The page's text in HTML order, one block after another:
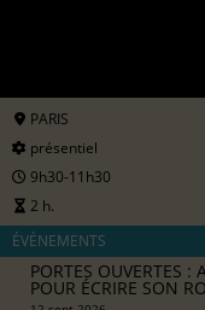
PARIS
présentiel
9h30-11h30
2 h.
ÉVÉNEMENTS
PORTES OUVERTES :
POUR ÉCRIRE SON